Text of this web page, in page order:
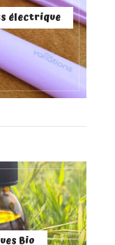
électrique
Bio